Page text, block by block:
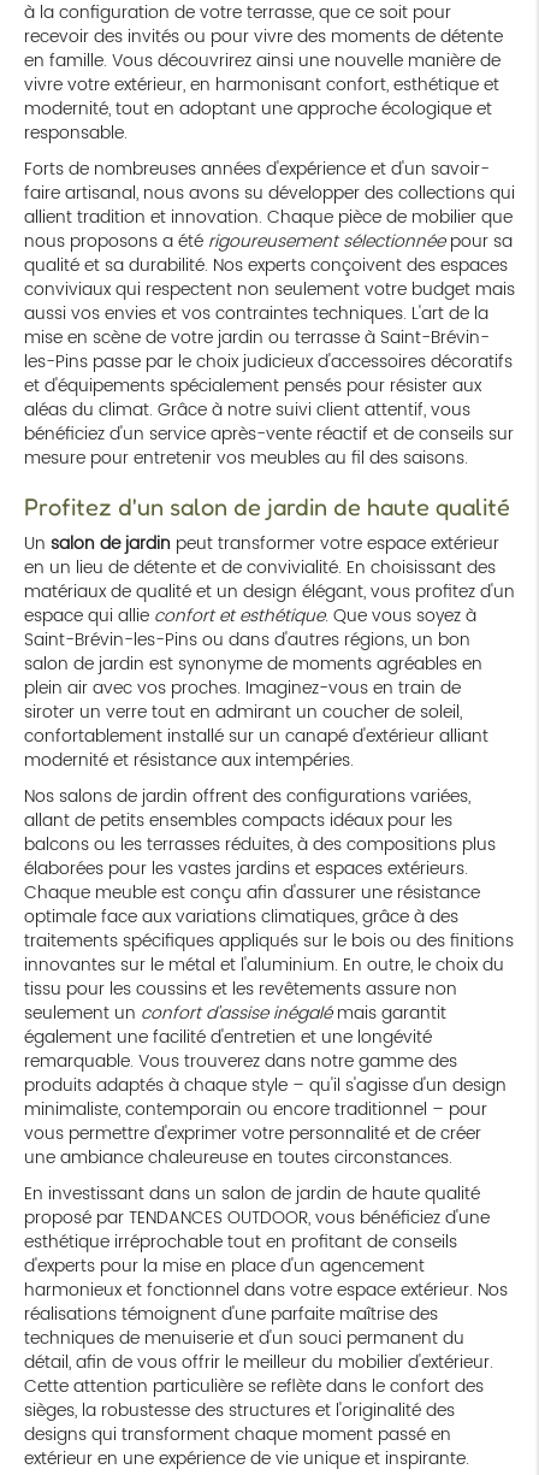
à la configuration de votre terrasse, que ce soit pour
recevoir des invités ou pour vivre des moments de détente
en famille. Vous découvrirez ainsi une nouvelle manière de
vivre votre extérieur, en harmonisant confort, esthétique et
modernité, tout en adoptant une approche écologique et
responsable.
Forts de nombreuses années d'expérience et d'un savoir-
faire artisanal, nous avons su développer des collections qui
allient tradition et innovation. Chaque pièce de mobilier que
nous proposons a été rigoureusement sélectionnéepour sa
qualité et sa durabilité. Nos experts conçoivent des espaces
conviviaux qui respectent non seulement votre budget mais
aussi vos envies et vos contraintes techniques. L'art de la
mise en scène de votre jardin ou terrasse à Saint-Brévin-
les-Pins passe par le choix judicieux d'accessoires décoratifs
et d'équipements spécialement pensés pour résister aux
aléas du climat. Grâce à notre suivi client attentif, vous
bénéficiez d'un service après-vente réactif et de conseils sur
mesure pour entretenir vos meubles au fil des saisons.
Profitez d'un salon de jardin de haute qualité
Un salon de jardin peut transformer votre espace extérieur
en un lieu de détente et de convivialité. En choisissant des
matériaux de qualité et un design élégant, vous profitez d'un
espace qui allie confort et esthétique. Que vous soyez à
Saint-Brévin-les-Pins ou dans d'autres régions, un bon
salon de jardin est synonyme de moments agréables en
plein air avec vos proches. Imaginez-vous en train de
siroter un verre tout en admirant un coucher de soleil,
confortablement installé sur un canapé d'extérieur alliant
modernité et résistance aux intempéries.
Nos salons de jardin offrent des configurations variées,
allant de petits ensembles compacts idéaux pour les
balcons ou les terrasses réduites, à des compositions plus
élaborées pour les vastes jardins et espaces extérieurs.
Chaque meuble est conçu afin d'assurer une résistance
optimale face aux variations climatiques, grâce à des
traitements spécifiques appliqués sur le bois ou des finitions
innovantes sur le métal et l'aluminium. En outre, le choix du
tissu pour les coussins et les revêtements assure non
seulement un confort d'assise inégalémais garantit
également une facilité d'entretien et une longévité
remarquable. Vous trouverez dans notre gamme des
produits adaptés à chaque style – qu'il s'agisse d'un design
minimaliste, contemporain ou encore traditionnel – pour
vous permettre d'exprimer votre personnalité et de créer
une ambiance chaleureuse en toutes circonstances.
En investissant dans un salon de jardin de haute qualité
proposé par TENDANCES OUTDOOR, vous bénéficiez d'une
esthétique irréprochable tout en profitant de conseils
d'experts pour la mise en place d'un agencement
harmonieux et fonctionnel dans votre espace extérieur. Nos
réalisations témoignent d'une parfaite maîtrise des
techniques de menuiserie et d'un souci permanent du
détail, afin de vous offrir le meilleur du mobilier d'extérieur.
Cette attention particulière se reflète dans le confort des
sièges, la robustesse des structures et l'originalité des
designs qui transforment chaque moment passé en
extérieur en une expérience de vie unique et inspirante.